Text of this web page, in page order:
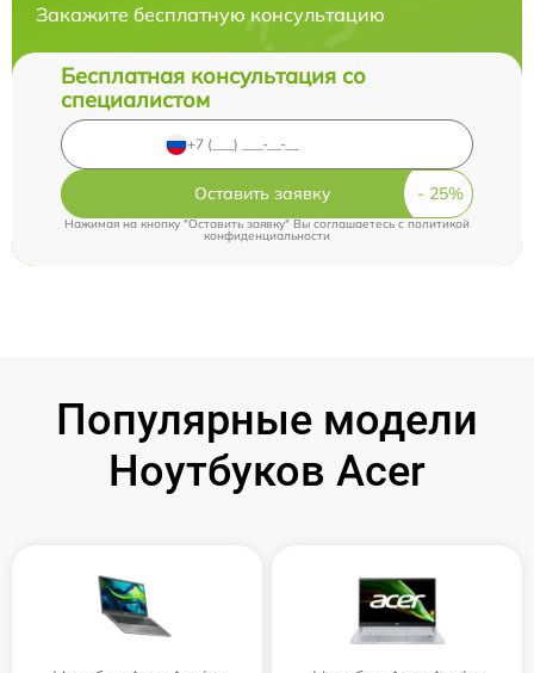
Закажите бесплатную консультацию
Бесплатная консультация со
специалистом
Оставить заявку
Нажимая на кнопку "Оставить заявку" Вы соглашаетесь cполитикой
конфиденциальности
Популярные модели
Ноутбуков Acer